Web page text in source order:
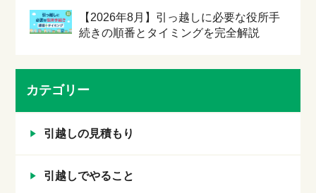
【2026年8月】引っ越しに必要な役所手
続きの順番とタイミングを完全解説
カテゴリー
引越しの見積もり
引越しでやること